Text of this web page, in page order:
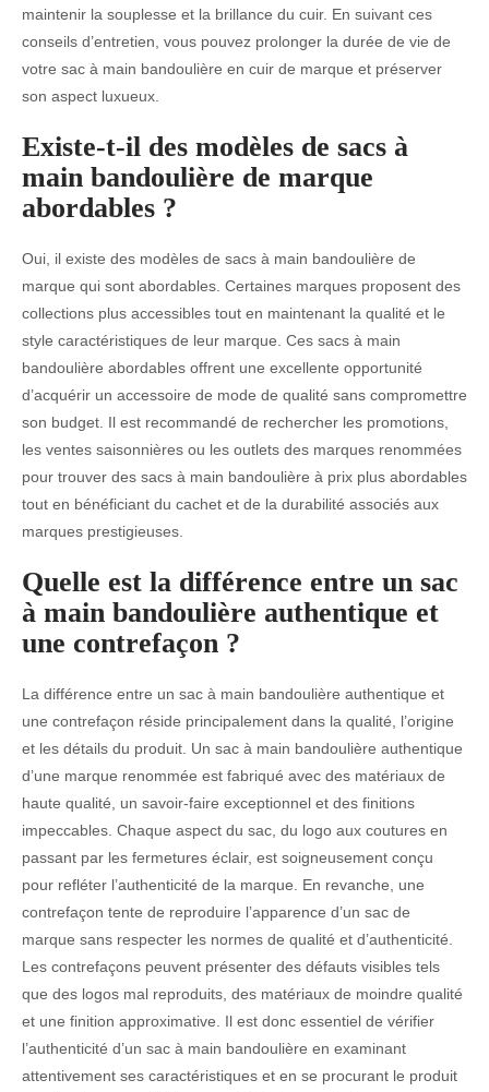
maintenir la souplesse et la brillance du cuir. En suivant ces
conseils d’entretien, vous pouvez prolonger la durée de vie de
votre sac à main bandoulière en cuir de marque et préserver
son aspect luxueux.
Existe-t-il des modèles de sacs à
main bandoulière de marque
abordables ?
Oui, il existe des modèles de sacs à main bandoulière de
marque qui sont abordables. Certaines marques proposent des
collections plus accessibles tout en maintenant la qualité et le
style caractéristiques de leur marque. Ces sacs à main
bandoulière abordables offrent une excellente opportunité
d’acquérir un accessoire de mode de qualité sans compromettre
son budget. Il est recommandé de rechercher les promotions,
les ventes saisonnières ou les outlets des marques renommées
pour trouver des sacs à main bandoulière à prix plus abordables
tout en bénéficiant du cachet et de la durabilité associés aux
marques prestigieuses.
Quelle est la différence entre un sac
à main bandoulière authentique et
une contrefaçon ?
La différence entre un sac à main bandoulière authentique et
une contrefaçon réside principalement dans la qualité, l’origine
et les détails du produit. Un sac à main bandoulière authentique
d’une marque renommée est fabriqué avec des matériaux de
haute qualité, un savoir-faire exceptionnel et des finitions
impeccables. Chaque aspect du sac, du logo aux coutures en
passant par les fermetures éclair, est soigneusement conçu
pour refléter l’authenticité de la marque. En revanche, une
contrefaçon tente de reproduire l’apparence d’un sac de
marque sans respecter les normes de qualité et d’authenticité.
Les contrefaçons peuvent présenter des défauts visibles tels
que des logos mal reproduits, des matériaux de moindre qualité
et une finition approximative. Il est donc essentiel de vérifier
l’authenticité d’un sac à main bandoulière en examinant
attentivement ses caractéristiques et en se procurant le produit